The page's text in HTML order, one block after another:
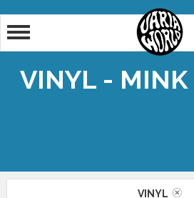
VINYL - MINK
VINYL